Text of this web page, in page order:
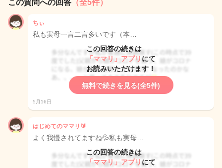
この質問への回答 （全5件）
ちぃ
私も実母一言二言多いです（本…
この回答の続きは
「ママリ」アプリ にて
お読みいただけます！
無料で続きを見る(全5件)
5月16日
はじめてのママリ🔰
よく我慢されてますね💦私も実母…
この回答の続きは
「ママリ」アプリ にて